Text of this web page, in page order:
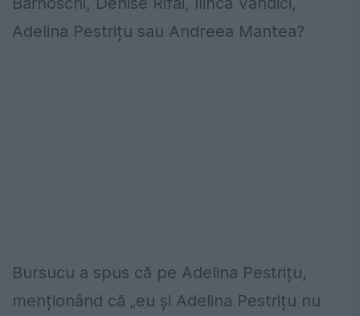
Adelina Pestrițu sau Andreea Mantea?
Bursucu a spus că pe Adelina Pestrițu,
menționând că „eu și Adelina Pestrițu nu